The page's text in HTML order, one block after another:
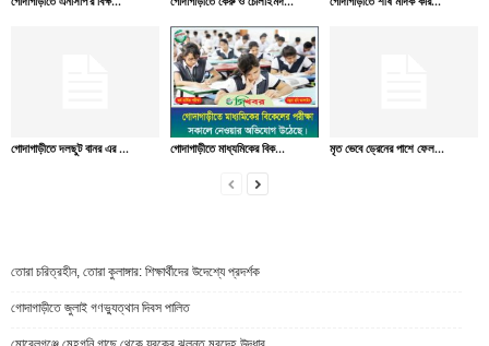
গোদাগাড়ীতে দলছুট বানর এর ... গোদাগাড়ীতে মাধ্যমিকের বিক... মৃত ভেবে ড্রেনের পাশে ফেল...
তোরা চরিত্রহীন, তোরা কুলাঙ্গার: শিক্ষার্থীদের উদেশ্যে প্রদর্শক
গোদাগাড়ীতে জুলাই গণভ্যুত্থান দিবস পালিত